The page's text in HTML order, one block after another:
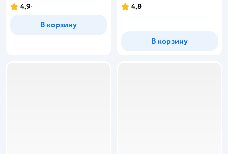
Рейтинг:
4,9
В корзину
Рейтинг:
4,8
В корзину